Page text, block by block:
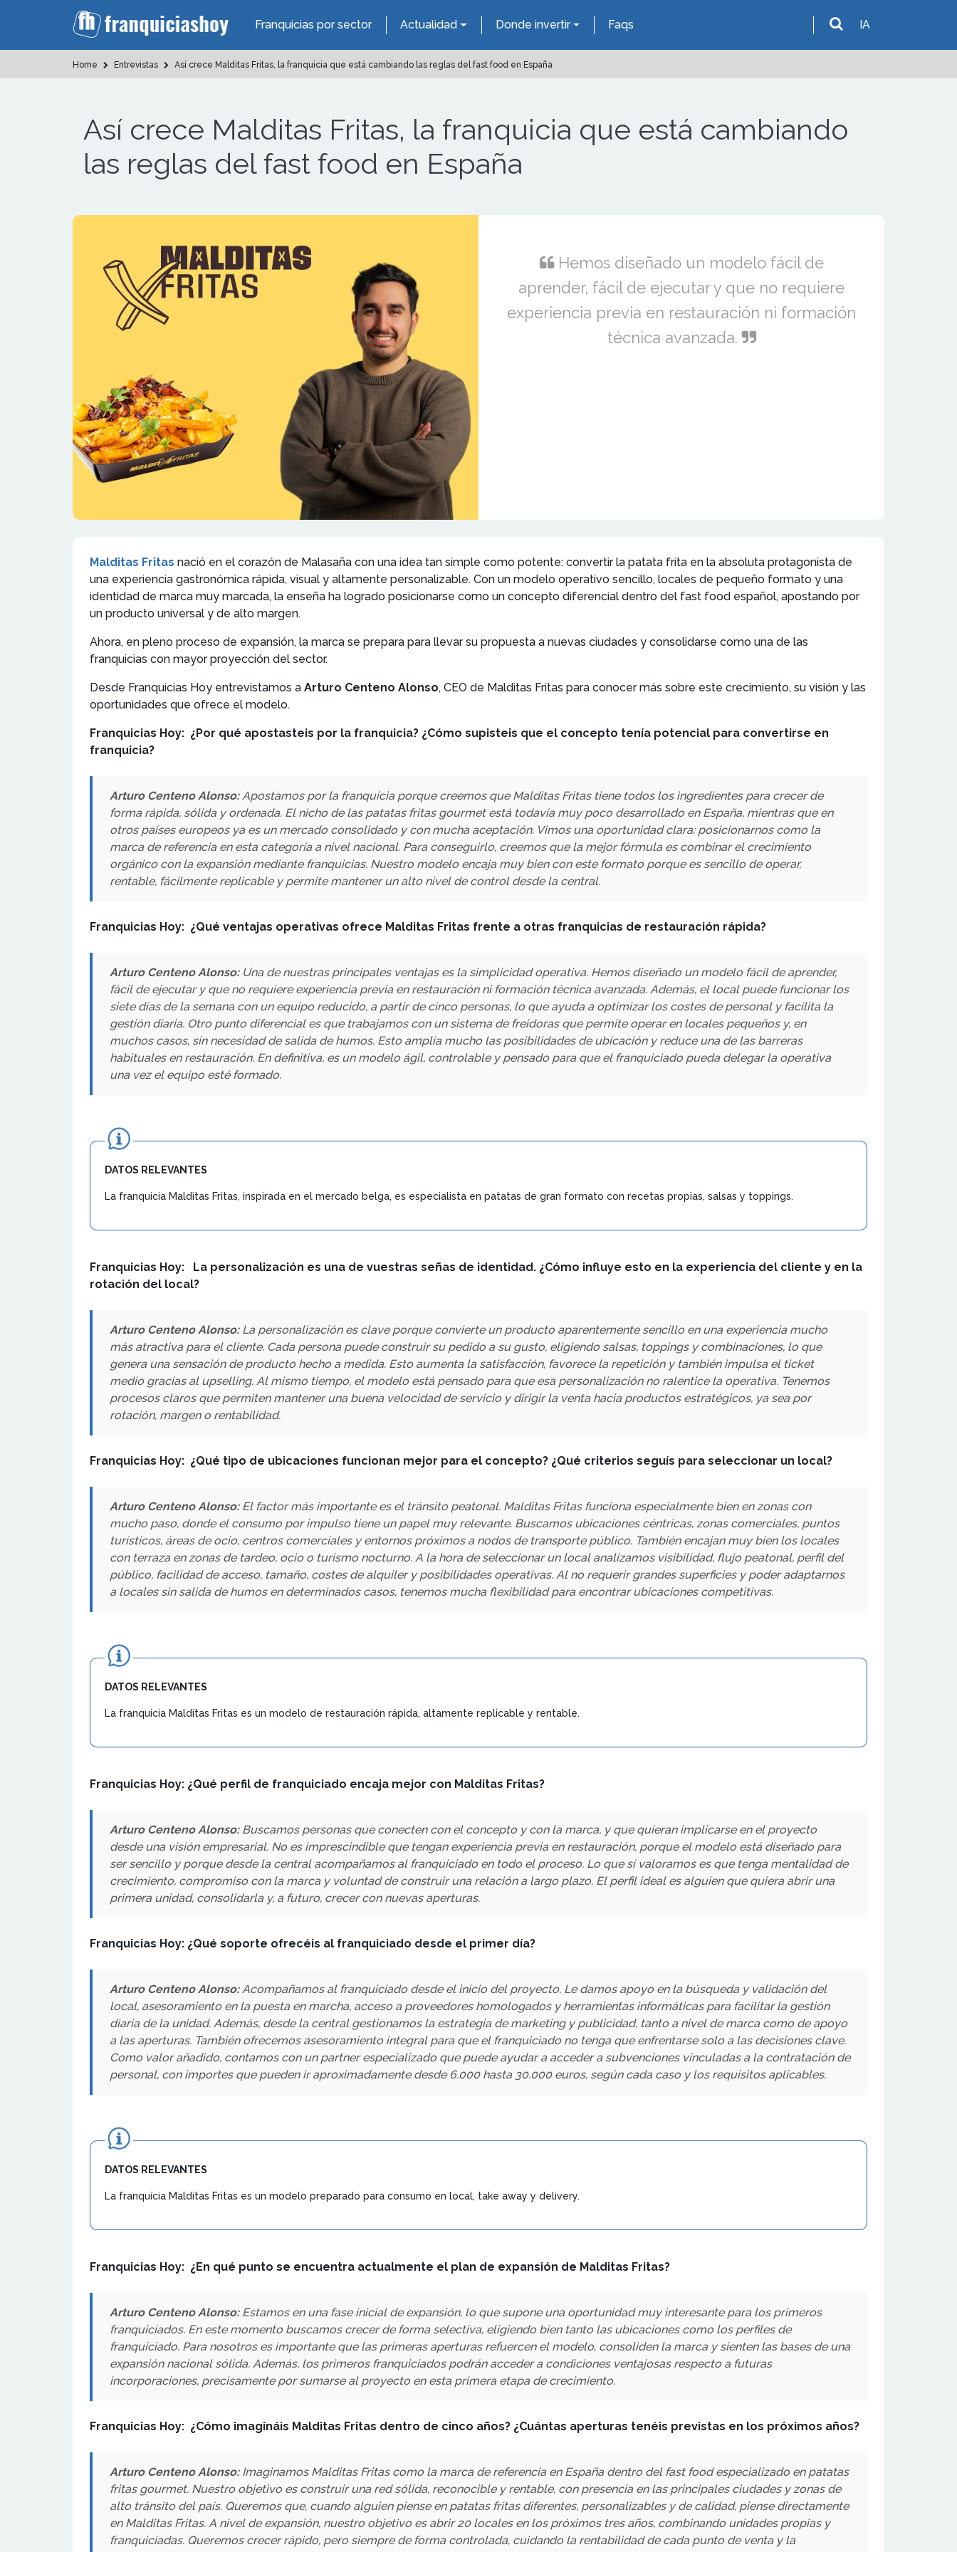
Franquicias por sector Actualidad Donde invertir Faqs IA
Home Entrevistas Así crece Malditas Fritas, la franquicia que está cambiando las reglas del fast food en España
Así crece Malditas Fritas, la franquicia que está cambiando
las reglas del fast food en España
Hemos diseñado un modelo fácil de
aprender, fácil de ejecutar y que no requiere
experiencia previa en restauración ni formación
técnica avanzada.
Malditas Fritas nació en el corazón de Malasaña con una idea tan simple como potente: convertir la patata frita en la absoluta protagonista de
una experiencia gastronómica rápida, visual y altamente personalizable. Con un modelo operativo sencillo, locales de pequeño formato y una
identidad de marca muy marcada, la enseña ha logrado posicionarse como un concepto diferencial dentro del fast food español, apostando por
un producto universal y de alto margen.
Ahora, en pleno proceso de expansión, la marca se prepara para llevar su propuesta a nuevas ciudades y consolidarse como una de las
franquicias con mayor proyección del sector.
Desde Franquicias Hoy entrevistamos a Arturo Centeno Alonso, CEO de Malditas Fritas para conocer más sobre este crecimiento, su visión y las
oportunidades que ofrece el modelo.
Franquicias Hoy: ¿Por qué apostasteis por la franquicia? ¿Cómo supisteis que el concepto tenía potencial para convertirse en
franquicia?
Arturo Centeno Alonso: Apostamos por la franquicia porque creemos que Malditas Fritas tiene todos los ingredientes para crecer de
forma rápida, sólida y ordenada. El nicho de las patatas fritas gourmet está todavía muy poco desarrollado en España, mientras que en
otros países europeos ya es un mercado consolidado y con mucha aceptación. Vimos una oportunidad clara: posicionarnos como la
marca de referencia en esta categoría a nivel nacional. Para conseguirlo, creemos que la mejor fórmula es combinar el crecimiento
orgánico con la expansión mediante franquicias. Nuestro modelo encaja muy bien con este formato porque es sencillo de operar,
rentable, fácilmente replicable y permite mantener un alto nivel de control desde la central.
Franquicias Hoy: ¿Qué ventajas operativas ofrece Malditas Fritas frente a otras franquicias de restauración rápida?
Arturo Centeno Alonso: Una de nuestras principales ventajas es la simplicidad operativa. Hemos diseñado un modelo fácil de aprender,
fácil de ejecutar y que no requiere experiencia previa en restauración ni formación técnica avanzada. Además, el local puede funcionar los
siete días de la semana con un equipo reducido, a partir de cinco personas, lo que ayuda a optimizar los costes de personal y facilita la
gestión diaria. Otro punto diferencial es que trabajamos con un sistema de freidoras que permite operar en locales pequeños y, en
muchos casos, sin necesidad de salida de humos. Esto amplía mucho las posibilidades de ubicación y reduce una de las barreras
habituales en restauración. En definitiva, es un modelo ágil, controlable y pensado para que el franquiciado pueda delegar la operativa
una vez el equipo esté formado.
DATOS RELEVANTES
La franquicia Malditas Fritas, inspirada en el mercado belga, es especialista en patatas de gran formato con recetas propias, salsas y toppings.
Franquicias Hoy: La personalización es una de vuestras señas de identidad. ¿Cómo influye esto en la experiencia del cliente y en la
rotación del local?
Arturo Centeno Alonso: La personalización es clave porque convierte un producto aparentemente sencillo en una experiencia mucho
más atractiva para el cliente. Cada persona puede construir su pedido a su gusto, eligiendo salsas, toppings y combinaciones, lo que
genera una sensación de producto hecho a medida. Esto aumenta la satisfacción, favorece la repetición y también impulsa el ticket
medio gracias al upselling. Al mismo tiempo, el modelo está pensado para que esa personalización no ralentice la operativa. Tenemos
procesos claros que permiten mantener una buena velocidad de servicio y dirigir la venta hacia productos estratégicos, ya sea por
rotación, margen o rentabilidad.
Franquicias Hoy: ¿Qué tipo de ubicaciones funcionan mejor para el concepto? ¿Qué criterios seguís para seleccionar un local?
Arturo Centeno Alonso: El factor más importante es el tránsito peatonal. Malditas Fritas funciona especialmente bien en zonas con
mucho paso, donde el consumo por impulso tiene un papel muy relevante. Buscamos ubicaciones céntricas, zonas comerciales, puntos
turísticos, áreas de ocio, centros comerciales y entornos próximos a nodos de transporte público. También encajan muy bien los locales
con terraza en zonas de tardeo, ocio o turismo nocturno. A la hora de seleccionar un local analizamos visibilidad, flujo peatonal, perfil del
público, facilidad de acceso, tamaño, costes de alquiler y posibilidades operativas. Al no requerir grandes superficies y poder adaptarnos
a locales sin salida de humos en determinados casos, tenemos mucha flexibilidad para encontrar ubicaciones competitivas.
DATOS RELEVANTES
La franquicia Malditas Fritas es un modelo de restauración rápida, altamente replicable y rentable.
Franquicias Hoy: ¿Qué perfil de franquiciado encaja mejor con Malditas Fritas?
Arturo Centeno Alonso: Buscamos personas que conecten con el concepto y con la marca, y que quieran implicarse en el proyecto
desde una visión empresarial. No es imprescindible que tengan experiencia previa en restauración, porque el modelo está diseñado para
ser sencillo y porque desde la central acompañamos al franquiciado en todo el proceso. Lo que sí valoramos es que tenga mentalidad de
crecimiento, compromiso con la marca y voluntad de construir una relación a largo plazo. El perfil ideal es alguien que quiera abrir una
primera unidad, consolidarla y, a futuro, crecer con nuevas aperturas.
Franquicias Hoy: ¿Qué soporte ofrecéis al franquiciado desde el primer día?
Arturo Centeno Alonso: Acompañamos al franquiciado desde el inicio del proyecto. Le damos apoyo en la búsqueda y validación del
local, asesoramiento en la puesta en marcha, acceso a proveedores homologados y herramientas informáticas para facilitar la gestión
diaria de la unidad. Además, desde la central gestionamos la estrategia de marketing y publicidad, tanto a nivel de marca como de apoyo
a las aperturas. También ofrecemos asesoramiento integral para que el franquiciado no tenga que enfrentarse solo a las decisiones clave.
Como valor añadido, contamos con un partner especializado que puede ayudar a acceder a subvenciones vinculadas a la contratación de
personal, con importes que pueden ir aproximadamente desde 6.000 hasta 30.000 euros, según cada caso y los requisitos aplicables.
DATOS RELEVANTES
La franquicia Malditas Fritas es un modelo preparado para consumo en local, take away y delivery.
Franquicias Hoy: ¿En qué punto se encuentra actualmente el plan de expansión de Malditas Fritas?
Arturo Centeno Alonso: Estamos en una fase inicial de expansión, lo que supone una oportunidad muy interesante para los primeros
franquiciados. En este momento buscamos crecer de forma selectiva, eligiendo bien tanto las ubicaciones como los perfiles de
franquiciado. Para nosotros es importante que las primeras aperturas refuercen el modelo, consoliden la marca y sienten las bases de una
expansión nacional sólida. Además, los primeros franquiciados podrán acceder a condiciones ventajosas respecto a futuras
incorporaciones, precisamente por sumarse al proyecto en esta primera etapa de crecimiento.
Franquicias Hoy: ¿Cómo imagináis Malditas Fritas dentro de cinco años? ¿Cuántas aperturas tenéis previstas en los próximos años?
Arturo Centeno Alonso: Imaginamos Malditas Fritas como la marca de referencia en España dentro del fast food especializado en patatas
fritas gourmet. Nuestro objetivo es construir una red sólida, reconocible y rentable, con presencia en las principales ciudades y zonas de
alto tránsito del país. Queremos que, cuando alguien piense en patatas fritas diferentes, personalizables y de calidad, piense directamente
en Malditas Fritas. A nivel de expansión, nuestro objetivo es abrir 20 locales en los próximos tres años, combinando unidades propias y
franquiciadas. Queremos crecer rápido, pero siempre de forma controlada, cuidando la rentabilidad de cada punto de venta y la